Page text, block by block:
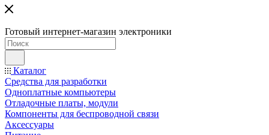
Готовый интернет-магазин электроники
Каталог
Средства для разработки
Одноплатные компьютеры
Отладочные платы, модули
Компоненты для беспроводной связи
Аксессуары